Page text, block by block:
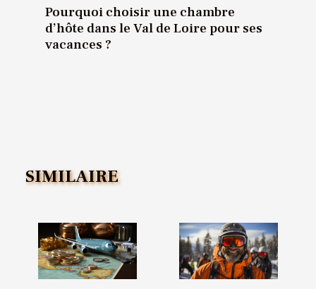
Pourquoi choisir une chambre
d’hôte dans le Val de Loire pour ses
vacances ?
SIMILAIRE